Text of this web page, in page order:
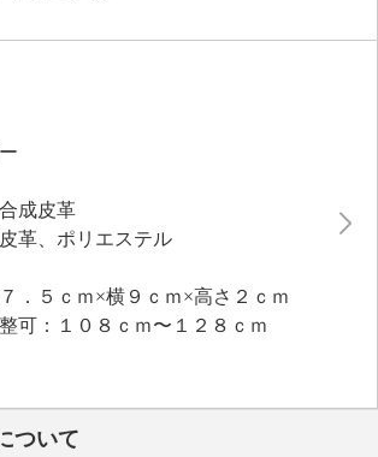
成皮革
革、ポリエステル
．５ｃｍ×横９ｃｍ×高さ２ｃｍ
可：１０８ｃｍ〜１２８ｃｍ
３７ｇ
ｇ
ついて